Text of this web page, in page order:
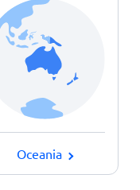
Oceania